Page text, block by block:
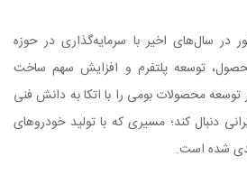
در سال‌های اخیر با سرمایه‌گذاری در حوزه
توسعه پلتفرم و افزایش سهم ساخت
محصولات بومی را با اتکا به دانش فنی
دنبال کند؛ مسیری که با تولید خودروهای
شده است.